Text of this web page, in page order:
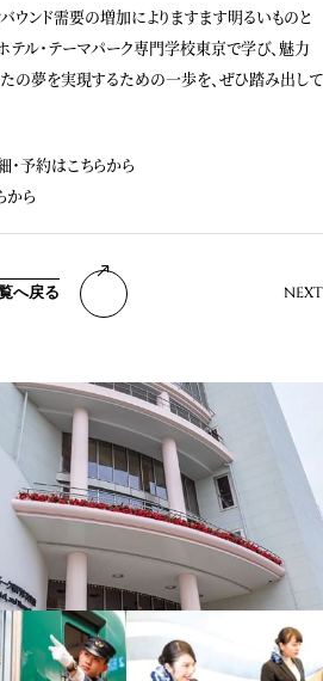
ウンド需要の増加によりますます明るいものと
テル・テーマパーク専門学校東京で学び、魅力
たの夢を実現するための一歩を、ぜひ踏み出して
・予約はこちらから
から
へ戻る NEXT